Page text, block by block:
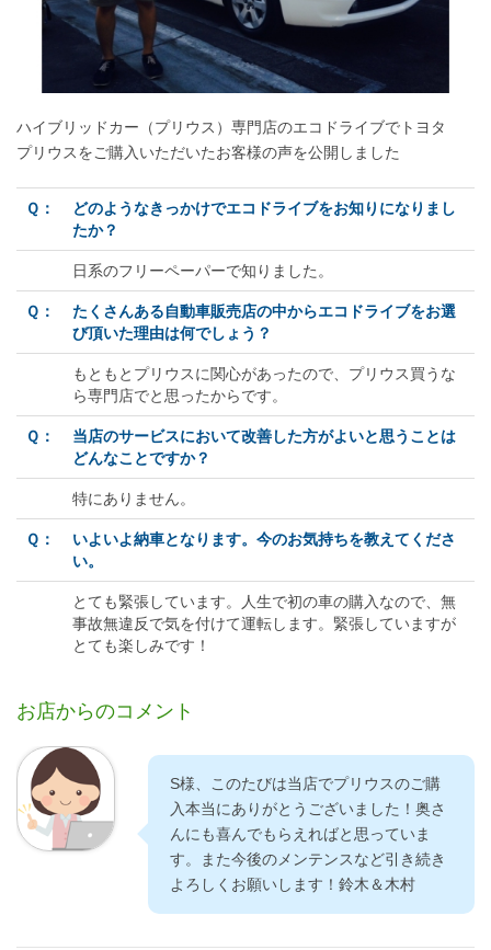
ハイブリッドカー（プリウス）専門店のエコドライブでトヨタ
プリウスをご購入いただいたお客様の声を公開しました
Ｑ：
どのようなきっかけでエコドライブをお知りになりまし
たか？
日系のフリーペーパーで知りました。
Ｑ：
たくさんある自動車販売店の中からエコドライブをお選
び頂いた理由は何でしょう？
もともとプリウスに関心があったので、プリウス買うな
ら専門店でと思ったからです。
Ｑ：
当店のサービスにおいて改善した方がよいと思うことは
どんなことですか？
特にありません。
Ｑ：
いよいよ納車となります。今のお気持ちを教えてくださ
い。
とても緊張しています。人生で初の車の購入なので、無
事故無違反で気を付けて運転します。緊張していますが
とても楽しみです！
お店からのコメント
S様、このたびは当店でプリウスのご購
入本当にありがとうございました！奥さ
んにも喜んでもらえればと思っていま
す。また今後のメンテンスなど引き続き
よろしくお願いします！鈴木＆木村